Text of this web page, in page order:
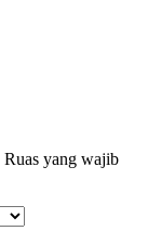
Ruas yang wajib